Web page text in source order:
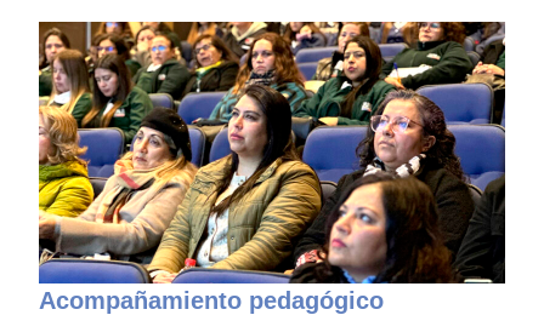
Acompañamiento pedagógico